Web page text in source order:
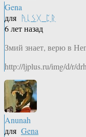
Gena
для ᚤᚳᛊᚷ_ᛈᚱ
6 лет назад
Змий знает, верю в
http://ljplus.ru/img/d/r/
Anunah
для Gena